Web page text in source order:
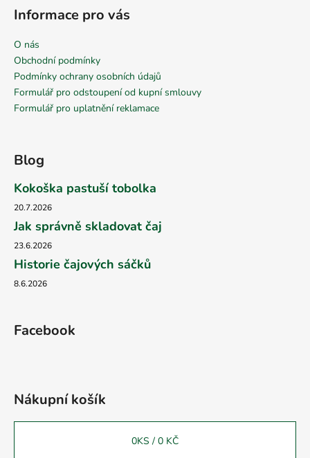
Informace pro vás
O nás
Obchodní podmínky
Podmínky ochrany osobních údajů
Formulář pro odstoupení od kupní smlouvy
Formulář pro uplatnění reklamace
Blog
Kokoška pastuší tobolka
20.7.2026
Jak správně skladovat čaj
23.6.2026
Historie čajových sáčků
8.6.2026
Facebook
Nákupní košík
0KS / 0 KČ